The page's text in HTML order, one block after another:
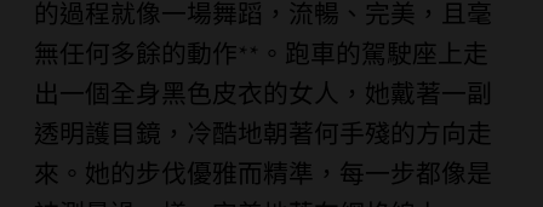
的過程就像一場舞蹈，流暢、完美，且毫
無任何多餘的動作**。跑車的駕駛座上走
出一個全身黑色皮衣的女人，她戴著一副
透明護目鏡，冷酷地朝著何手殘的方向走
來。她的步伐優雅而精準，每一步都像是